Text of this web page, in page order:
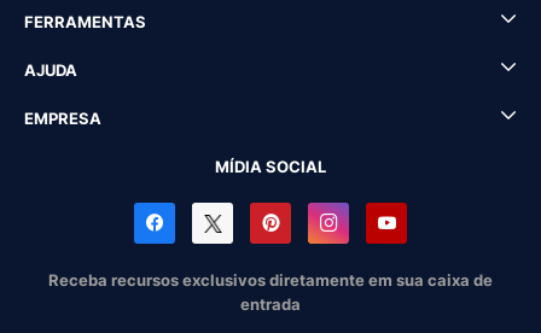
FERRAMENTAS
AJUDA
EMPRESA
MÍDIA SOCIAL
Receba recursos exclusivos diretamente em sua caixa de
entrada